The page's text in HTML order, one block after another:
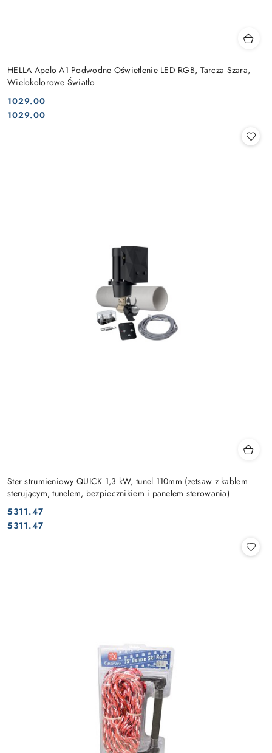
HELLA Apelo A1 Podwodne Oświetlenie LED RGB, Tarcza Szara,
Wielokolorowe Światło
Cena:
1029.00
Cena:
1029.00
Ster strumieniowy QUICK 1,3 kW, tunel 110mm (zetsaw z kablem
sterującym, tunelem, bezpiecznikiem i panelem sterowania)
Cena:
5311.47
Cena:
5311.47